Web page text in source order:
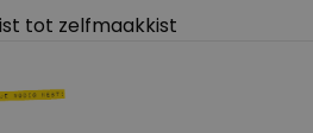
tot zelfmaakkist